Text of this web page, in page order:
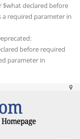
$what declared before
required parameter in
before required
parameter in